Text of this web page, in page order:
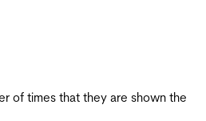
of times that they are shown the